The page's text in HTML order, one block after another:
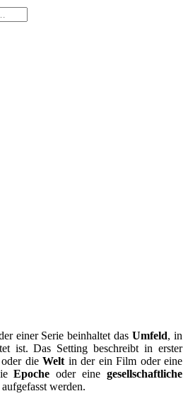
einer Serie beinhaltet dasUmfeld, in
ist. Das Setting beschreibt in erster
dieWelt in der ein Film oder eine
Epoche oder eine gesellschaftliche
werden.